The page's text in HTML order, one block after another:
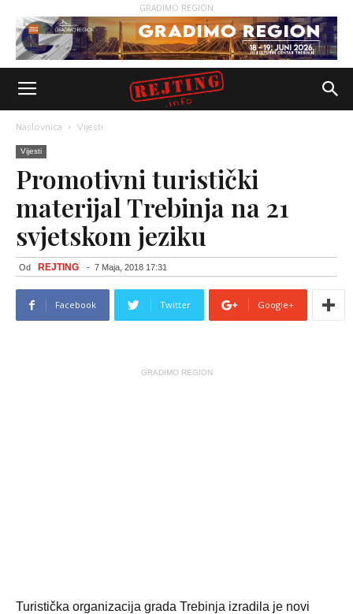
GRADIMO REGION
Naslovnica Vijesti
Vijesti
Promotivni turistički
materijal Trebinja na 21
svjetskom jeziku
Od REJTING - 7 Maja, 2018 17:31
Facebook Twitter Google+
GRADIMO REGION
Turistička organizacija grada Trebinja izradila je novi